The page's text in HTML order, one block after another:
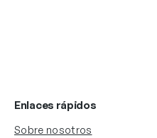
Enlaces rápidos
Sobre nosotros